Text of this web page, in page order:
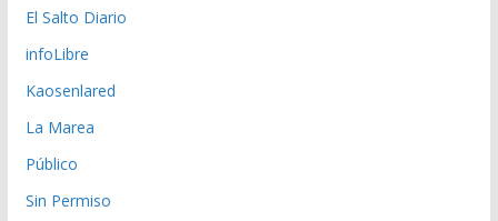
El Salto Diario
infoLibre
Kaosenlared
La Marea
Público
Sin Permiso